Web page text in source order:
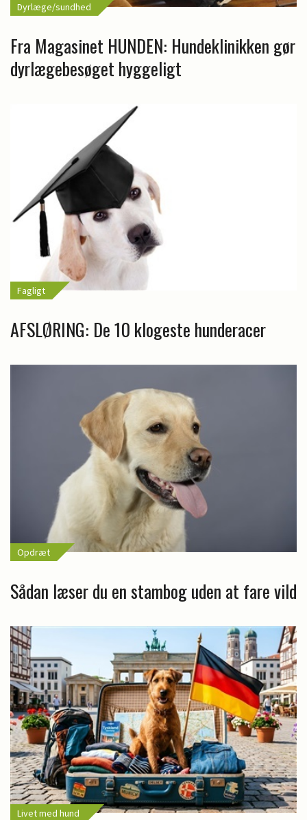
Dyrlæge/sundhed
Fra Magasinet HUNDEN: Hundeklinikken gør
dyrlægebesøget hyggeligt
Fagligt
AFSLØRING: De 10 klogeste hunderacer
Opdræt
Sådan læser du en stambog uden at fare vild
Livet med hund